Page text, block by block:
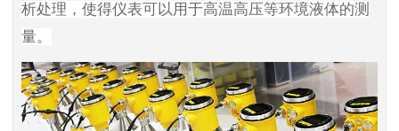
析处理，使得仪表可以用于高温高压等环境液体的测
量。